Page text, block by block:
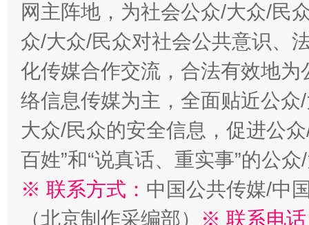
在谋一域中谋全局
今
习近平的博鳌关键词
网主阵地，为社会公众/大众/民
众/大众/民众对社会公共意识、
化传媒合作交流，合法有效地
络信息传媒为主，全面贴近公
大众/民众的安全信息，促进公
百姓”和“说真话、重实事”的公
※ 联系方式： 中国公共传媒/中
（北京制作采编部）
※ 联系电